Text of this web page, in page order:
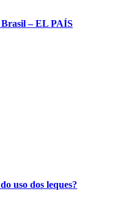
– EL PAÍS
uso dos leques?